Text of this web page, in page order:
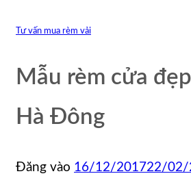
Tư vấn mua rèm vải
Mẫu rèm cửa
Hà Đông
Đăng vào 16/12/201722/02/